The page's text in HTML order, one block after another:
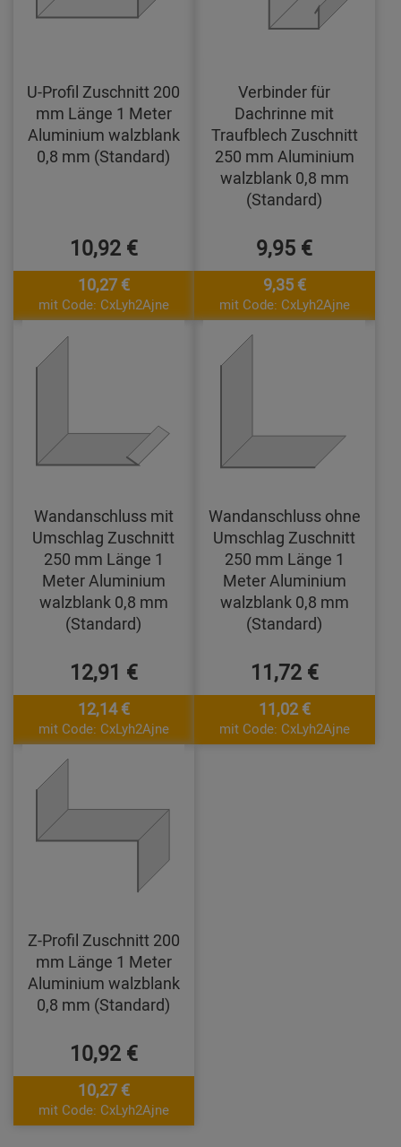
U-Profil Zuschnitt 200
mm Länge 1 Meter
Aluminium walzblank
0,8 mm (Standard)
10,92 €
10,27 €
mit Code: CxLyh2Ajne
Verbinder für
Dachrinne mit
Traufblech Zuschnitt
250 mm Aluminium
walzblank 0,8 mm
(Standard)
9,95 €
9,35 €
mit Code: CxLyh2Ajne
Wandanschluss mit
Umschlag Zuschnitt
250 mm Länge 1
Meter Aluminium
walzblank 0,8 mm
(Standard)
12,91 €
12,14 €
mit Code: CxLyh2Ajne
Wandanschluss ohne
Umschlag Zuschnitt
250 mm Länge 1
Meter Aluminium
walzblank 0,8 mm
(Standard)
11,72 €
11,02 €
mit Code: CxLyh2Ajne
Z-Profil Zuschnitt 200
mm Länge 1 Meter
Aluminium walzblank
0,8 mm (Standard)
10,92 €
10,27 €
mit Code: CxLyh2Ajne